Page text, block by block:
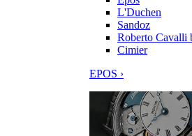
L'Duchen
Sandoz
Roberto Cavalli
Cimier
EPOS ›